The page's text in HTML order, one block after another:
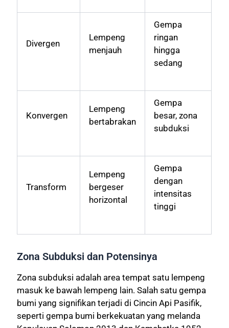
Divergen
Lempeng
menjauh
Gempa
ringan
hingga
sedang
Konvergen
Lempeng
bertabrakan
Gempa
besar, zona
subduksi
Transform
Lempeng
bergeser
horizontal
Gempa
dengan
intensitas
tinggi
Zona Subduksi dan Potensinya
Zona subduksi adalah area tempat satu lempeng
masuk ke bawah lempeng lain. Salah satu gempa
bumi yang signifikan terjadi di Cincin Api Pasifik,
seperti gempa bumi berkekuatan yang melanda